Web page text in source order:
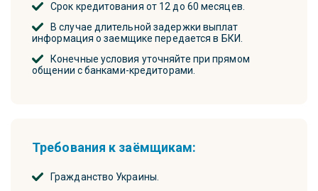
Срок кредитования от 12 до 60 месяцев.
В случае длительной задержки выплат
информация о заемщике передается в БКИ.
Конечные условия уточняйте при прямом
общении с банками-кредиторами.
Требования к заёмщикам:
Гражданство Украины.